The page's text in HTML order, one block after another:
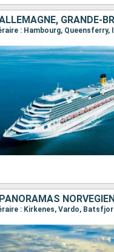
GRANDE-
: Hambourg,
PANORAMAS